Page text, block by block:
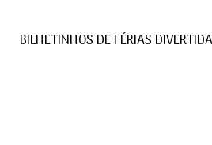
BILHETINHOS DE FÉRIAS